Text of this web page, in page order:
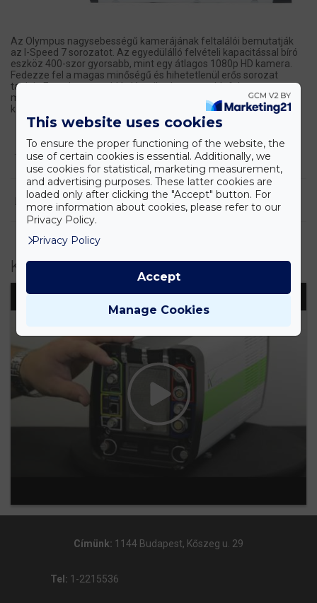
Az Olympus nagysebességű kamerájának feltalálói bemutatják
az I-Speed 7 sorozatot. Az egyedülálló felvételi kapacitással bíró
eszköz 400-szor gyorsabb, mint egy átlagos 1080p HD kamera.
Fedezze fel a magas minőségű és hihetetlenül erős sorozat
tagjait. Egyetlen megoldás létezik a leggyorsabb folyamat
megörökítésére. A legnagyobb felbontású és leggyorsabb
kamerával, ami valaha készült.
TERMÉK LEÍRÁSA
LETÖLTÉSEK
Kapcsolódó videók
Címünk: 1144 Budapest, Kőszeg u. 29
Tel: 1-2215536
This website uses cookies
To ensure the proper functioning of the website, the
use of certain cookies is essential. Additionally, we
use cookies for statistical, marketing measurement,
and advertising purposes. These latter cookies are
loaded only after clicking the "Accept" button. For
more information about cookies, please refer to our
Privacy Policy.
Privacy Policy
Manage Cookies
Accept